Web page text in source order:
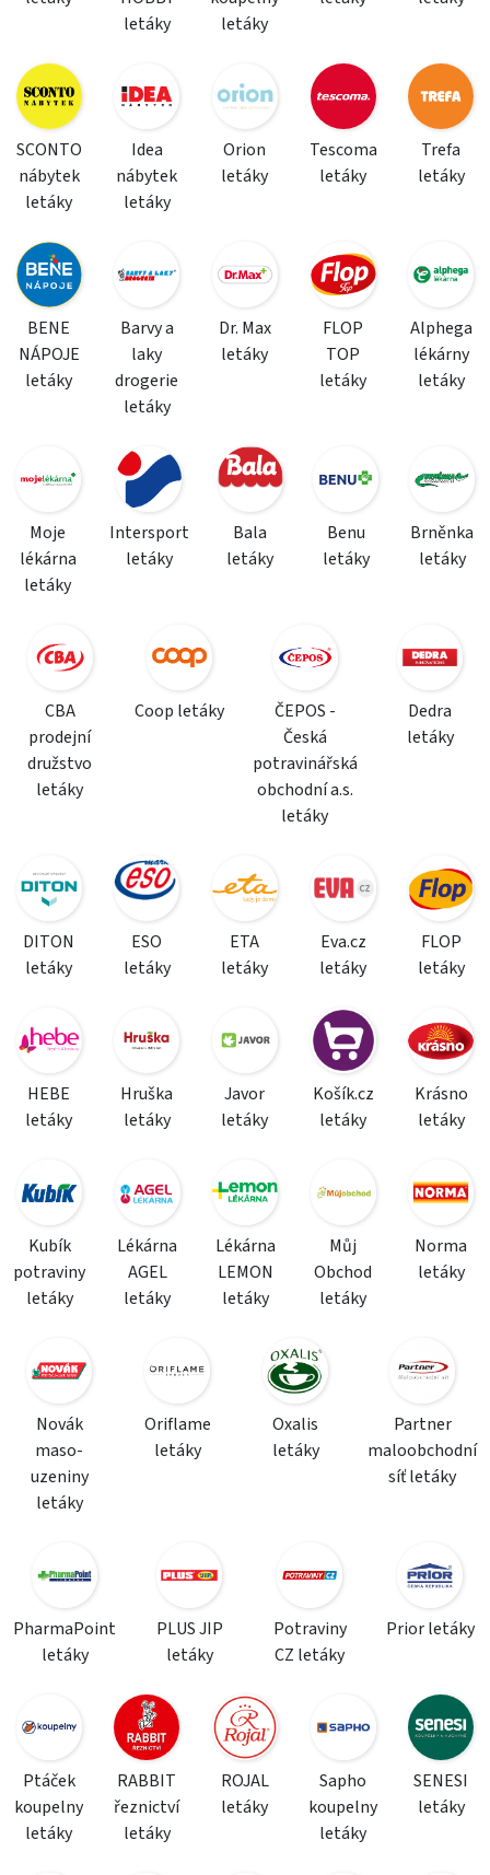
letáky
letáky
SCONTO
nábytek
letáky
Idea
nábytek
letáky
Orion
letáky
Tescoma
letáky
Trefa
letáky
BENE
NÁPOJE
letáky
Barvy a
laky
drogerie
letáky
Dr. Max
letáky
FLOP
TOP
letáky
Alphega
lékárny
letáky
Moje
lékárna
letáky
Intersport
letáky
Bala
letáky
Benu
letáky
Brněnka
letáky
CBA
prodejní
družstvo
letáky
Coop letáky
ČEPOS -
Česká
potravinářská
obchodní a.s.
letáky
Dedra
letáky
DITON
letáky
ESO
letáky
ETA
letáky
Eva.cz
letáky
FLOP
letáky
HEBE
letáky
Hruška
letáky
Javor
letáky
Košík.cz
letáky
Krásno
letáky
Kubík
potraviny
letáky
Lékárna
AGEL
letáky
Lékárna
LEMON
letáky
Můj
Obchod
letáky
Norma
letáky
Novák
maso-
uzeniny
letáky
Oriflame
letáky
Oxalis
letáky
Partner
maloobchodní
síť letáky
PharmaPoint
letáky
PLUS JIP
letáky
Potraviny
CZ letáky
Prior letáky
Ptáček
koupelny
letáky
RABBIT
řeznictví
letáky
ROJAL
letáky
Sapho
koupelny
letáky
SENESI
letáky